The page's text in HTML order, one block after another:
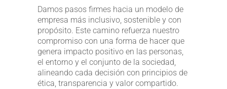
Damos pasos firmes hacia un modelo de
empresa más inclusivo, sostenible y con
propósito. Este camino refuerza nuestro
compromiso con una forma de hacer que
genera impacto positivo en las personas,
el entorno y el conjunto de la sociedad,
alineando cada decisión con principios de
ética, transparencia y valor compartido.